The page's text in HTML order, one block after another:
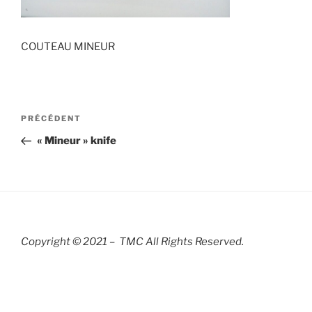
COUTEAU MINEUR
Navigation
l’article
Article
précédent
PRÉCÉDENT
« Mineur » knife
Copyright © 2021 – TMC All Rights Reserved.